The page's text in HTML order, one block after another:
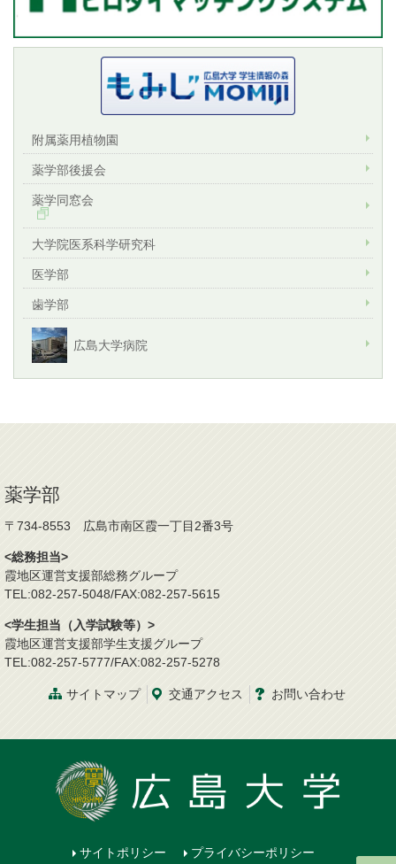
附属薬用植物園
薬学部後援会
薬学同窓会
大学院医系科学研究科
医学部
歯学部
広島大学病院
薬学部
〒734-8553 広島市南区霞一丁目2番3号
<総務担当>
霞地区運営支援部総務グループ
TEL:082-257-5048/FAX:082-257-5615
<学生担当（入学試験等）>
霞地区運営支援部学生支援グループ
TEL:082-257-5777/FAX:082-257-5278
サイトマップ 交通アクセス お問い合わせ
サイトポリシー プライバシーポリシー